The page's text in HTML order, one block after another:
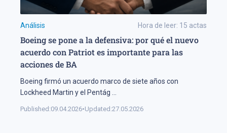
Análisis Hora de leer: 15 actas
Boeing se pone a la defensiva: por qué el nuevo
acuerdo con Patriot es importante para las
acciones de BA
Boeing firmó un acuerdo marco de siete años con
Lockheed Martin y el Pentág
Published:09.04.2026•Updated:27.05.2026